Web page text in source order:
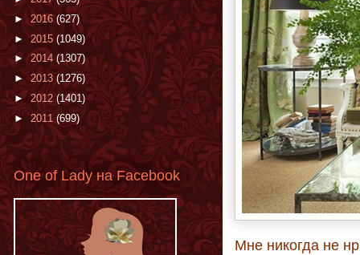
Мне никогда не
► 2016 (627)
►2015 (1049)
► 2014 (1307)
► 2013 (1276)
► 2012 (1401)
►2011 (699)
One of Lady на Facebook